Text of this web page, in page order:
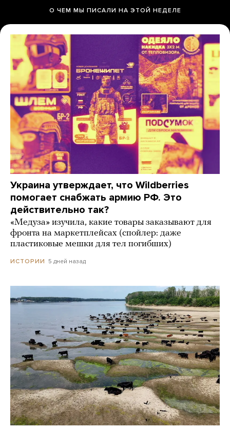
О ЧЕМ МЫ ПИСАЛИ НА ЭТОЙ НЕДЕЛЕ
Украина утверждает, что Wildberries
помогает снабжать армию РФ. Это
действительно так?
«Медуза» изучила, какие товары заказывают для
фронта на маркетплейсах (спойлер: даже
пластиковые мешки для тел погибших)
ИСТОРИИ 5 дней назад